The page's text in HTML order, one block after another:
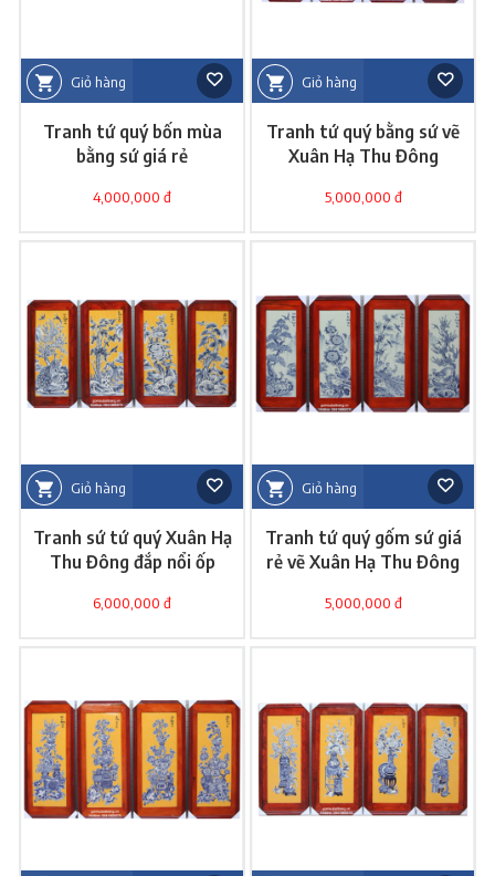
Giỏ hàng
Tranh tứ quý bốn mùa
bằng sứ giá rẻ
4,000,000 đ
Giỏ hàng
Tranh tứ quý bằng sứ vẽ
Xuân Hạ Thu Đông
5,000,000 đ
Giỏ hàng
Tranh sứ tứ quý Xuân Hạ
Thu Đông đắp nổi ốp
6,000,000 đ
Giỏ hàng
Tranh tứ quý gốm sứ giá
rẻ vẽ Xuân Hạ Thu Đông
5,000,000 đ